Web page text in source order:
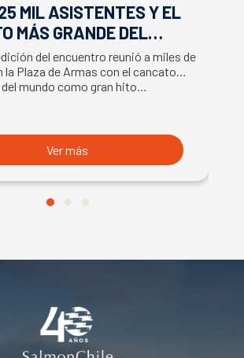
MIL ASISTENTES Y EL
MÁS GRANDE DEL
EXITOSO CIERRE
DEL SALMÓN
del encuentro reunió a miles de
la Plaza de Armas con el cancato
mundo como gran hito…
Ver más